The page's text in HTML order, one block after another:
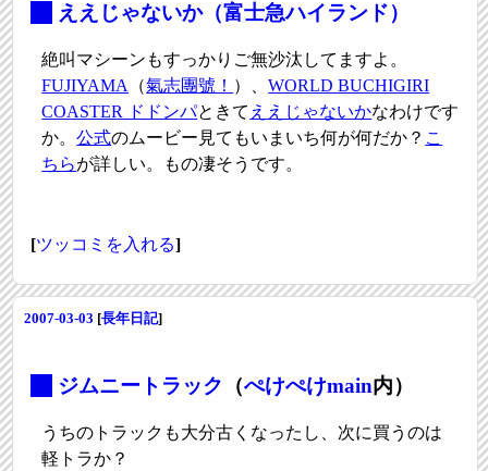
ええじゃないか（富士急ハイランド）
絶叫マシーンもすっかりご無沙汰してますよ。
FUJIYAMA
（氣志團號！ ）、WORLD BUCHIGIRI
COASTER ドドンパときて ええじゃないかなわけです
か。公式のムービー見てもいまいち何が何だか？ こ
ちらが詳しい。もの凄そうです。
[ツッコミを入れる]
2007-03-03 [長年日記]
ジムニートラック （ぺけぺけmain内）
うちのトラックも大分古くなったし、次に買うのは
軽トラか？